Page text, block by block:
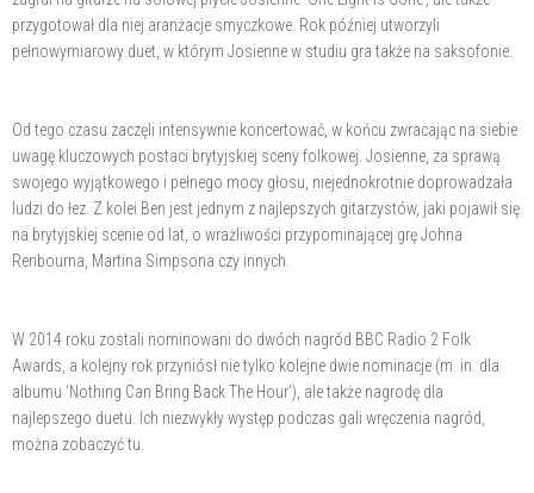
przygotował dla niej aranżacje smyczkowe. Rok później utworzyli
pełnowymiarowy duet, w którym Josienne w studiu gra także na saksofonie.
Od tego czasu zaczęli intensywnie koncertować, w końcu zwracając na siebie
uwagę kluczowych postaci brytyjskiej sceny folkowej. Josienne, za sprawą
swojego wyjątkowego i pełnego mocy głosu, niejednokrotnie doprowadzała
ludzi do łez. Z kolei Ben jest jednym z najlepszych gitarzystów, jaki pojawił się
na brytyjskiej scenie od lat, o wrażliwości przypominającej grę Johna
Renbourna, Martina Simpsona czy innych.
W 2014 roku zostali nominowani do dwóch nagród BBC Radio 2 Folk
Awards, a kolejny rok przyniósł nie tylko kolejne dwie nominacje (m. in. dla
albumu ‘Nothing Can Bring Back The Hour’), ale także nagrodę dla
najlepszego duetu. Ich niezwykły występ podczas gali wręczenia nagród,
można zobaczyć tu.